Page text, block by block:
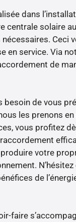
dans
centrale solaire
Ceci
en service. Via
de
besoin de vous
les prenons
vous profitez
votre
de
faire